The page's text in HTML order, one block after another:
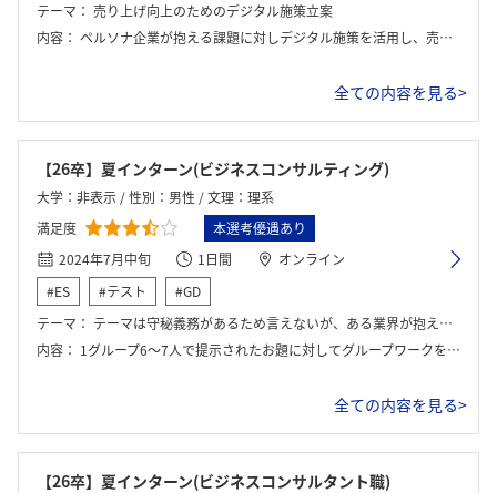
テーマ： 売り上げ向上のためのデジタル施策立案
内容： ペルソナ企業が抱える課題に対しデジタル施策を活用し、売り上げの維持向上を目指す施策を立案。 発表とFB、座談会(ごはんあり)があった。
全ての内容を見る>
【26卒】夏インターン(ビジネスコンサルティング)
大学：非表示 / 性別：男性 / 文理：理系
満足度
本選考優遇あり
2024年7月中旬
1日間
オンライン
#ES
#テスト
#GD
テーマ： テーマは守秘義務があるため言えないが、ある業界が抱える課題を解決する施策の提案を行う。
内容： 1グループ6～7人で提示されたお題に対してグループワークをしていく流れ。最終的にスライド形式で発表。
全ての内容を見る>
【26卒】夏インターン(ビジネスコンサルタント職)